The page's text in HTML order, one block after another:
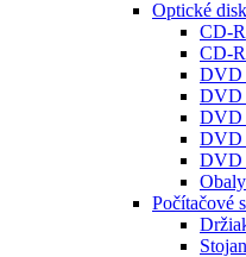
Optické
CD-R
CD-
DVD
DVD
DVD
DVD
DVD
Počítačové